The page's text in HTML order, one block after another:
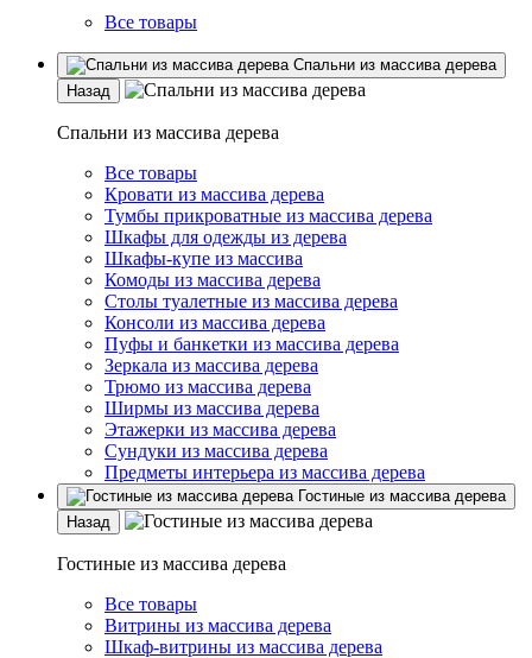
Все товары
Спальни из массива дерева
Назад
Спальни из массива дерева
Все товары
Кровати из массива дерева
Тумбы прикроватные из массива дерева
Шкафы для одежды из дерева
Шкафы-купе из массива
Комоды из массива дерева
Столы туалетные из массива дерева
Консоли из массива дерева
Пуфы и банкетки из массива дерева
Зеркала из массива дерева
Трюмо из массива дерева
Ширмы из массива дерева
Этажерки из массива дерева
Сундуки из массива дерева
Предметы интерьера из массива дерева
Гостиные из массива дерева
Назад
Гостиные из массива дерева
Все товары
Витрины из массива дерева
Шкаф-витрины из массива дерева